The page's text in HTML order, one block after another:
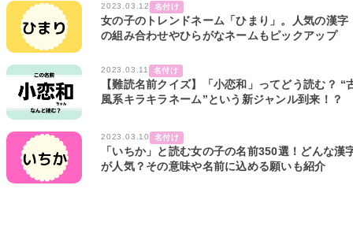
2023.03.12 名付け
女の子のトレンドネーム「ひまり」。人気の漢字
の組み合わせやひらがなネームもピックアップ
2023.03.11 名付け
【難読名前クイズ】「小恋和」ってどう読む？ “
風系キラキラネーム”という新ジャンル到来！？
2023.03.10 名付け
「いちか」と読む女の子の名前350選！どんな漢
が人気？その意味や名前に込める願いも紹介